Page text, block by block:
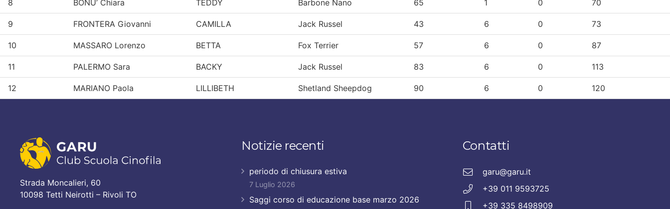
8 BONU’ Chiara TEDDY Barbone Nano 65 1 0 70
9 FRONTERA Giovanni CAMILLA Jack Russel 43 6 0 73
10 MASSARO Lorenzo BETTA Fox Terrier 57 6 0 87
11 PALERMO Sara BACKY Jack Russel 83 6 0 113
12 MARIANO Paola LILLIBETH Shetland Sheepdog 90 6 0 120
Strada Moncalieri, 60
10098 Tetti Neirotti – Rivoli TO
Notizie recenti
periodo di chiusura estiva
7 Luglio 2026
Saggi corso di educazione base marzo 2026
Contatti
garu@garu.it
+39 011 9593725
+39 335 8498909